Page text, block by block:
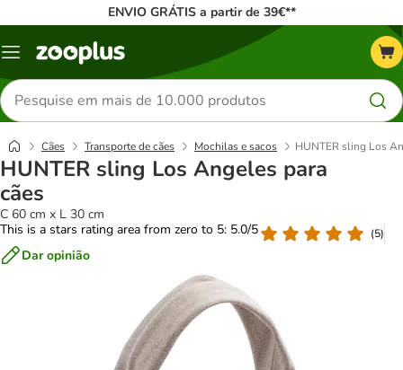
ENVIO GRÁTIS a partir de 39€**
Menu
Pesquisar
produtos
Cães Transporte de cães Mochilas e sacos HUNTER sling Los
HUNTER sling Los Angeles para
cães
C 60 cm x L 30 cm
This is a stars rating area from zero to 5: 5.0/5
(5)
Dar opinião